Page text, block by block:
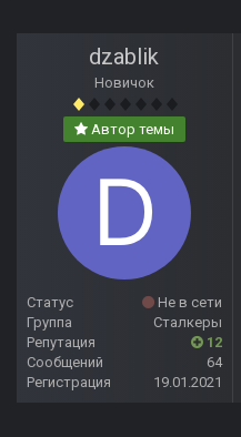
dzablik
Новичок
Автор темы
Статус
Не в сети
Группа
Сталкеры
Репутация
12
Сообщений
64
Регистрация
19.01.2021